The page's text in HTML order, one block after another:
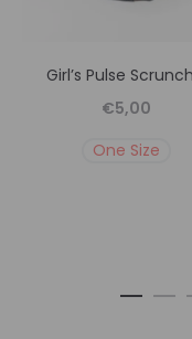
Girl’s Pulse
€5,00
One Size